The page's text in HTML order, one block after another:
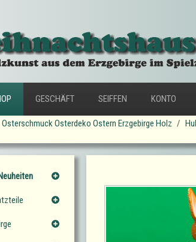
GESCHÄFT SEIFFEN KONTO
Osterschmuck Osterdeko Ostern Erzgebirge Holz